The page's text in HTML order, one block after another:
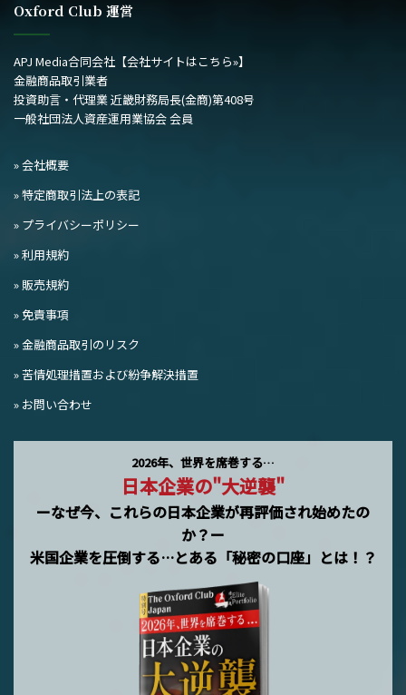
Oxford Club 運営
APJ Media合同会社 【会社サイトはこちら»】
金融商品取引業者
投資助言・代理業 近畿財務局長(金商)第408号
一般社団法人資産運用業協会 会員
» 会社概要
» 特定商取引法上の表記
» プライバシーポリシー
» 利用規約
» 販売規約
» 免責事項
» 金融商品取引のリスク
» 苦情処理措置および紛争解決措置
» お問い合わせ
2026年、世界を席巻する…
日本企業の"大逆襲"
ーなぜ今、これらの日本企業が再評価され始めたの
か？ー
米国企業を圧倒する…とある「秘密の口座」とは！？